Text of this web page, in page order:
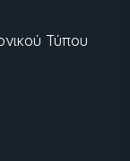
Τύπου